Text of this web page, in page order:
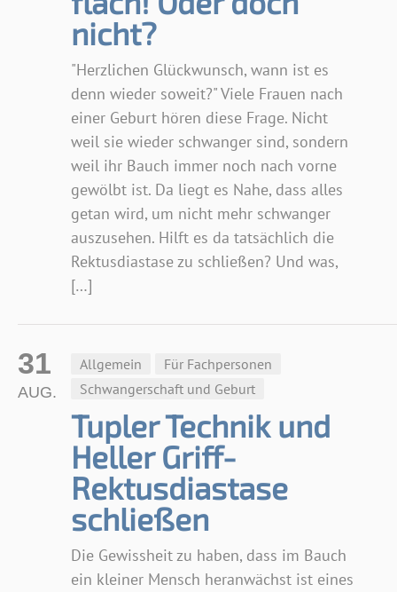
nicht?
"Herzlichen Glückwunsch, wann ist es
denn wieder soweit?" Viele Frauen nach
einer Geburt hören diese Frage. Nicht
weil sie wieder schwanger sind, sondern
weil ihr Bauch immer noch nach vorne
gewölbt ist. Da liegt es Nahe, dass alles
getan wird, um nicht mehr schwanger
auszusehen. Hilft es da tatsächlich die
Rektusdiastase zu schließen? Und was,
[…]
Allgemein
Für Fachpersonen
Schwangerschaft und Geburt
Tupler Technik und
Heller Griff-
Rektusdiastase
schließen
Die Gewissheit zu haben, dass im Bauch
ein kleiner Mensch heranwächst ist eines
31
AUG.